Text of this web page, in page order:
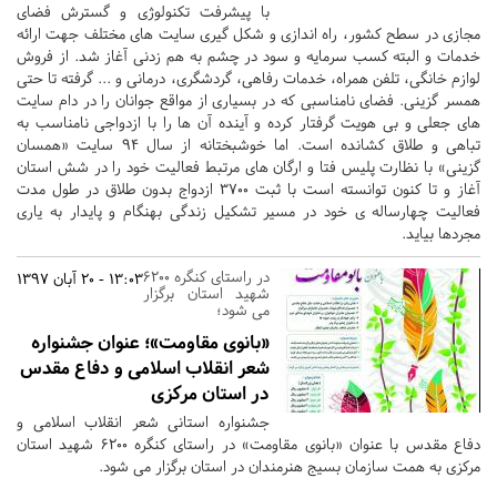
با پیشرفت تکنولوژی و گسترش فضای
مجازی در سطح کشور، راه اندازی و شکل گیری سایت های مختلف جهت ارائه
خدمات و البته کسب سرمایه و سود در چشم به هم زدنی آغاز شد. از فروش
لوازم خانگی، تلفن همراه، خدمات رفاهی، گردشگری، درمانی و ... گرفته تا حتی
همسر گزینی. فضای نامناسبی که در بسیاری از مواقع جوانان را در دام سایت
های جعلی و بی هویت گرفتار کرده و آینده آن ها را با ازدواجی نامناسب به
تباهی و طلاق کشانده است. اما خوشبختانه از سال 94 سایت «همسان
گزینی» با نظارت پلیس فتا و ارگان های مرتبط فعالیت خود را در شش استان
آغاز و تا کنون توانسته است با ثبت 3700 ازدواج بدون طلاق در طول مدت
فعالیت چهارساله ی خود در مسیر تشکیل زندگی بهنگام و پایدار به یاری
مجردها بیاید.
13:03 - 20 آبان 1397در راستای کنگره ۶۲۰۰
شهید استان برگزار
می شود؛
«بانوی مقاومت»؛ عنوان جشنواره
شعر انقلاب اسلامی و دفاع مقدس
در استان مرکزی
جشنواره استانی شعر انقلاب اسلامی و
دفاع مقدس با عنوان «بانوی مقاومت» در راستای کنگره 6200 شهید استان
مرکزی به همت سازمان بسیج هنرمندان در استان برگزار می شود.